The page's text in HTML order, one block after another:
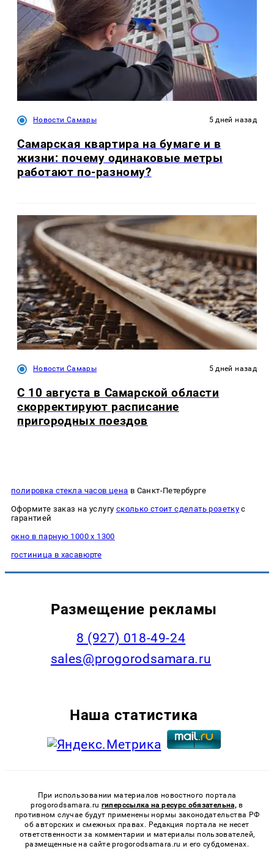
Новости Самары 5 дней назад
Самарская квартира на бумаге и в
жизни: почему одинаковые метры
работают по-разному?
Новости Самары 5 дней назад
С 10 августа в Самарской области
скорректируют расписание
пригородных поездов
полировка стекла часов цена в Санкт-Петербурге
Оформите заказ на услугу сколько стоит сделать розетку с
гарантией
окно в парную 1000 х 1300
гостиница в хасавюрте
Размещение рекламы
8 (927) 018-49-24
sales@progorodsamara.ru
Наша статистика
При использовании материалов новостного портала
progorodsamara.ru гиперссылка на ресурс обязательна, в
противном случае будут применены нормы законодательства РФ
об авторских и смежных правах. Редакция портала не несет
ответственности за комментарии и материалы пользователей,
размещенные на сайте progorodsamara.ru и его субдоменах.